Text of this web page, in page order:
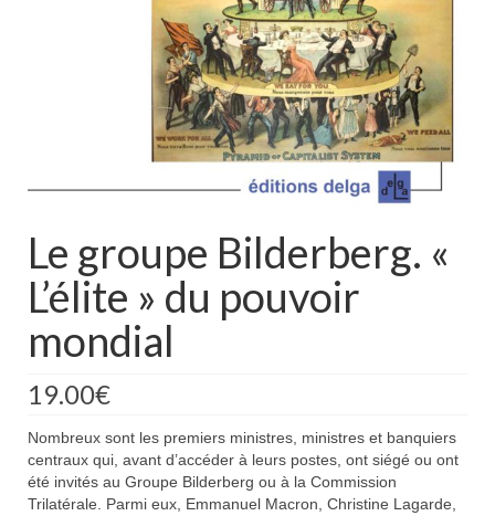
Le groupe Bilderberg. «
L’élite » du pouvoir
mondial
19.00€
Nombreux sont les premiers ministres, ministres et banquiers
centraux qui, avant d’accéder à leurs postes, ont siégé ou ont
été invités au Groupe Bilderberg ou à la Commission
Trilatérale. Parmi eux, Emmanuel Macron, Christine Lagarde,